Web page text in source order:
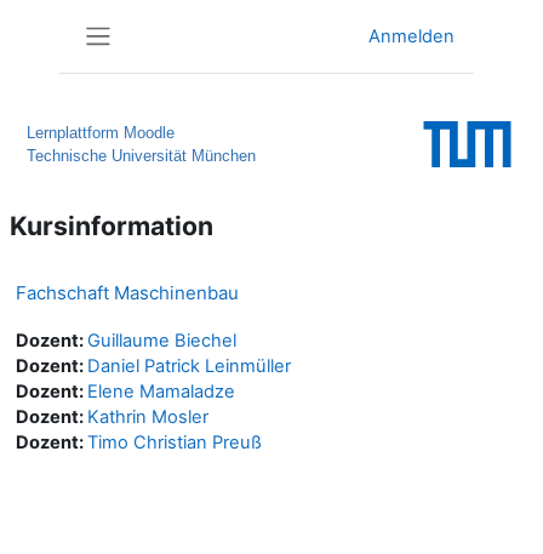
Anmelden
Lernplattform Moodle
Technische Universität München
Kursinformation
Fachschaft Maschinenbau
Dozent:Guillaume Biechel
Dozent: Daniel Patrick Leinmüller
Dozent: Elene Mamaladze
Dozent: Kathrin Mosler
Dozent:Timo Christian Preuß